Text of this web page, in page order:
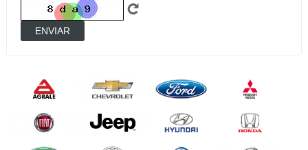
ENVIAR